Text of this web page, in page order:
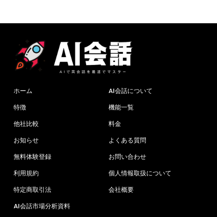
ホーム AI会話について
特徴 機能一覧
他社比較 料金
お知らせ よくある質問
無料体験登録 お問い合わせ
利用規約 個人情報取扱について
特定商取引法 会社概要
AI会話市場分析資料